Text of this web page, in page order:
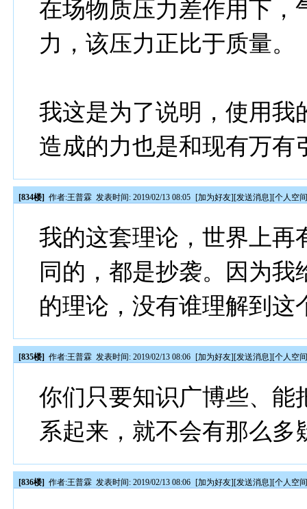
在场物质压力差作用下，
力，该压力正比于质量。
我这是为了说明，使用我
造成的力也是和现有万有
[834楼] 作者:王普霖 发表时间: 2019/02/13 08:05 [加为好友][发送消息][个人空
我的这套理论，世界上再
同的，都是抄袭。因为
的理论，没有谁理解到这
[835楼] 作者:王普霖 发表时间: 2019/02/13 08:06 [加为好友][发送消息][个人空
你们只要知识广博些、能
系起来，就不会有那么多
[836楼] 作者:王普霖 发表时间: 2019/02/13 08:06 [加为好友][发送消息][个人空